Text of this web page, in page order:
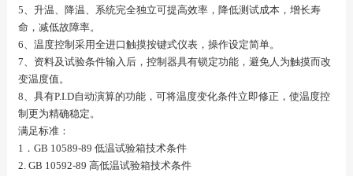
5、升温、降温、系统完全独立可提高效率，降低测试成本，增长寿
命，减低故障率。
6、温度控制采用全进口触摸按键式仪表，操作设定简单。
7、资料及试验条件输入后，控制器具有锁定功能，避免人为触摸而改
变温度值。
8、具有P.I.D自动演算的功能，可将温度变化条件立即修正，使温度控
制更为精确稳定。
满足标准：
1．GB 10589-89 低温试验箱技术条件
2. GB 10592-89 高低温试验箱技术条件